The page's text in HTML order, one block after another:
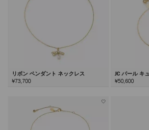
リボン ペンダント ネックレス
¥73,700
JC パール キ
¥50,600